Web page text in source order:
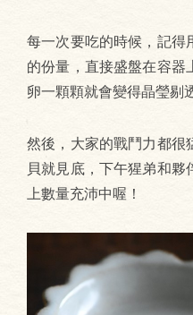
每一次要吃的時候，記得
的份量，直接盛盤在容器
卵一顆顆就會變得晶瑩剔
然後，大家的戰鬥力都很
貝就見底，下午猩弟和
上數量充沛中喔！